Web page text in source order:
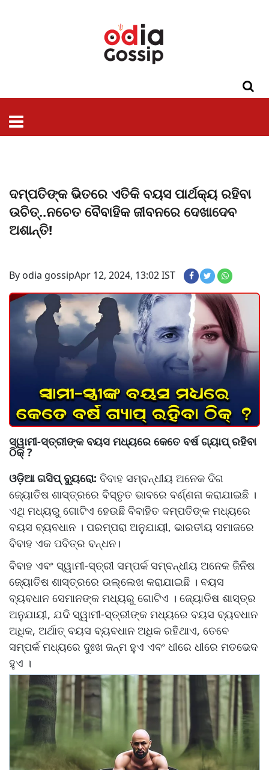
ଦମ୍ପତିଙ୍କ ଭିତରେ ଏତିକି ବୟସ ପାର୍ଥକ୍ୟ ରହିବା
ଉଚିତ୍..ନଚେତ ବୈବାହିକ ଜୀବନରେ ଦେଖାଦେବ
ଅଶାନ୍ତି!
By odia gossipApr 12, 2024, 13:02 IST
ସ୍ୱାମୀ-ସ୍ତ୍ରୀଙ୍କ ବୟସ ମଧ୍ୟରେ କେତେ ବର୍ଷ ଗ୍ୟାପ୍ ରହିବା
ଠିକ୍ ?
ଓଡ଼ିଆ ଗସିପ୍ ବ୍ୟୁରୋ: ବିବାହ ସମ୍ବନ୍ଧୀୟ ଅନେକ ଦିଗ
ଜ୍ୟୋତିଷ ଶାସ୍ତ୍ରରେ ବିସ୍ତୃତ ଭାବରେ ବର୍ଣ୍ଣନା କରାଯାଇଛି ।
ଏଥି ମଧ୍ୟରୁ ଗୋଟିଏ ହେଉଛି ବିବାହିତ ଦମ୍ପତିଙ୍କ ମଧ୍ୟରେ
ବୟସ ବ୍ୟବଧାନ । ପରମ୍ପରା ଅନୁଯାୟୀ, ଭାରତୀୟ ସମାଜରେ
ବିବାହ ଏକ ପବିତ୍ର ବନ୍ଧନ।
ବିବାହ ଏବଂ ସ୍ୱାମୀ-ସ୍ତ୍ରୀ ସମ୍ପର୍କ ସମ୍ବନ୍ଧୀୟ ଅନେକ ଜିନିଷ
ଜ୍ୟୋତିଷ ଶାସ୍ତ୍ରରେ ଉଲ୍ଲେଖ କରାଯାଇଛି । ବୟସ
ବ୍ୟବଧାନ ସେମାନଙ୍କ ମଧ୍ୟରୁ ଗୋଟିଏ । ଜ୍ୟୋତିଷ ଶାସ୍ତ୍ର
ଅନୁଯାୟୀ, ଯଦି ସ୍ୱାମୀ-ସ୍ତ୍ରୀଙ୍କ ମଧ୍ୟରେ ବୟସ ବ୍ୟବଧାନ
ଅଧିକ, ଅର୍ଥାତ୍ ବୟସ ବ୍ୟବଧାନ ଅଧିକ ରହିଥାଏ, ତେବେ
ସମ୍ପର୍କ ମଧ୍ୟରେ ଦୁଃଖ ଜନ୍ମ ହୁଏ ଏବଂ ଧୀରେ ଧୀରେ ମତଭେଦ
ହୁଏ ।